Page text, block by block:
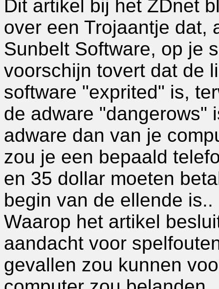
Dit artikel bij het ZDnet
over een Trojaantje dat,
Sunbelt Software, op je
voorschijn tovert dat de
software "exprited" is,
de adware "dangerows"
adware dan van je
zou je een bepaald
en 35 dollar moeten
begin van de ellende is..
Waarop het artikel
aandacht voor
gevallen zou kunnen